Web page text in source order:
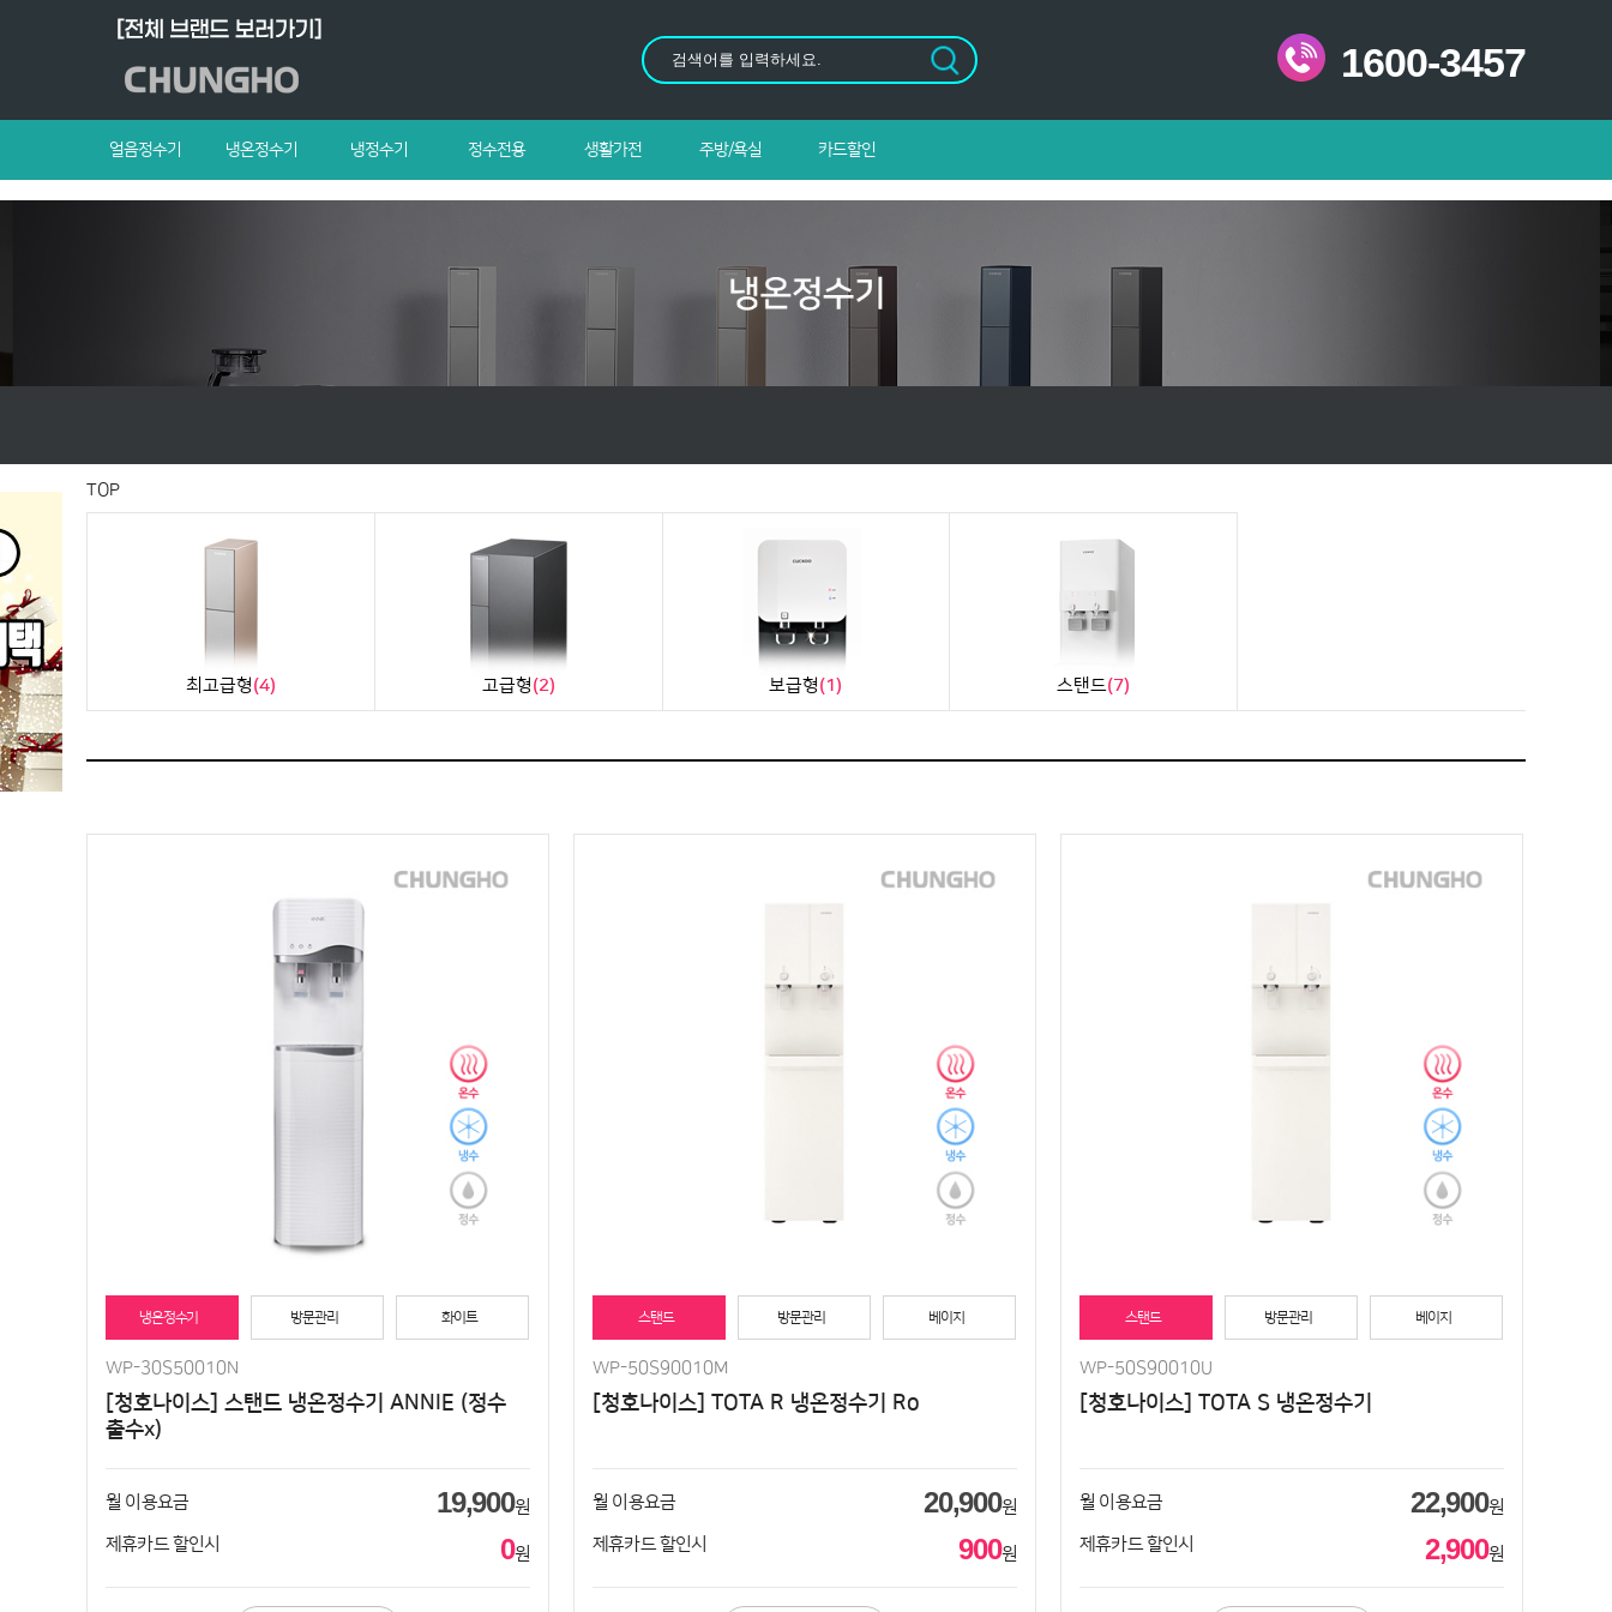
1600-3457
얼음정수기 냉온정수기 냉정수기 정수전용 생활가전 주방/욕실 카드할인
TOP
최고급형(4) 고급형(2) 보급형(1) 스탠드(7)
냉온정수기 방문관리 화이트
WP-30S50010N
[청호나이스] 스탠드 냉온정수기 ANNIE (정수
출수x)
월 이용요금 19,900원
제휴카드 할인시
0원
스탠드 방문관리 베이지
WP-50S90010M
[청호나이스] TOTA R 냉온정수기 Ro
월 이용요금 20,900원
제휴카드 할인시
900원
스탠드 방문관리 베이지
WP-50S90010U
[청호나이스] TOTA S 냉온정수기
월 이용요금 22,900원
제휴카드 할인시
2,900원